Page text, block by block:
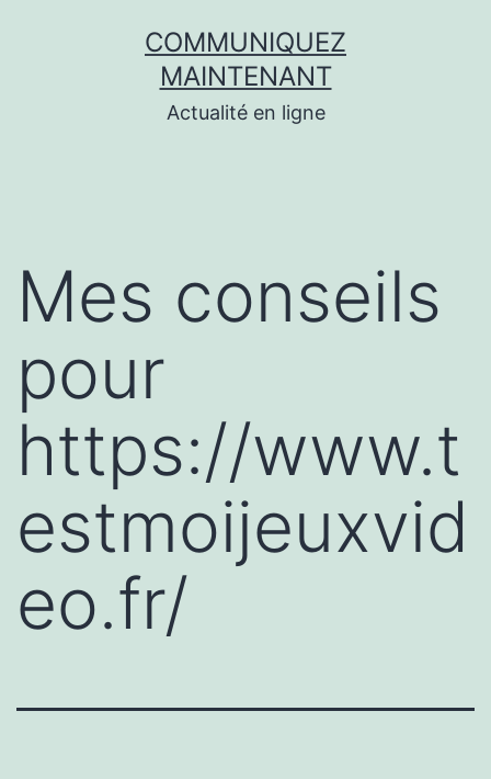
COMMUNIQUEZ
MAINTENANT
Actualité en ligne
Mes conseils
pour
https://www.t
estmoijeuxvid
eo.fr/